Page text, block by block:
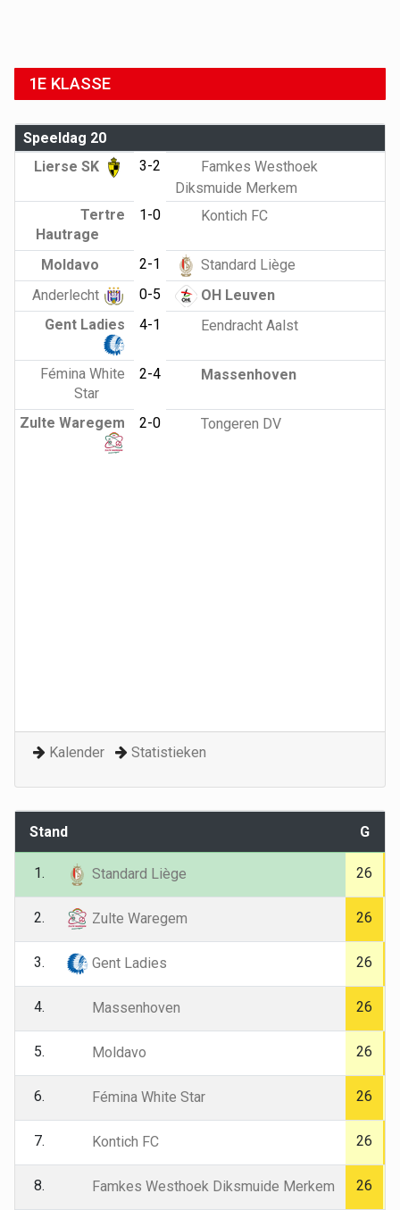
1E KLASSE
Speeldag 20
Lierse SK
3-2
Famkes Westhoek
Diksmuide Merkem
Tertre
Hautrage
1-0 Kontich FC
Moldavo 2-1
Standard Liège
Anderlecht
0-5
OH Leuven
Gent Ladies
4-1 Eendracht Aalst
Fémina White
Star
2-4 Massenhoven
Zulte Waregem 2-0 Tongeren DV
Kalender Statistieken
Stand G
1. Standard Liège 26
2. Zulte Waregem 26
3. Gent Ladies 26
4. Massenhoven 26
5. Moldavo 26
6. Fémina White Star 26
7. Kontich FC 26
8. Famkes Westhoek Diksmuide Merkem 26